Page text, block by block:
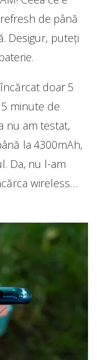
de până
Desigur, puteți
doar 5
5 minute de
nu am testat,
la 4300mAh,
Da, nu l-am
wireless…